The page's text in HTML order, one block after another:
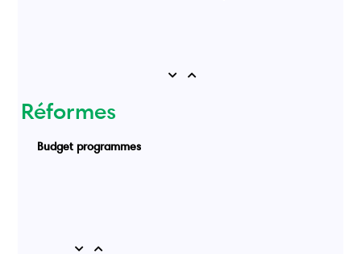
Previous
Réformes
Budget programmes
Previous